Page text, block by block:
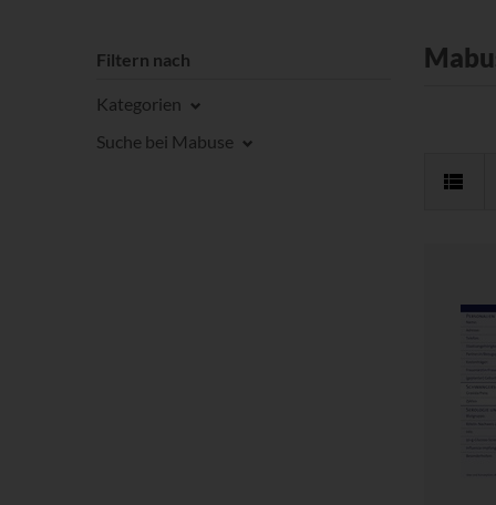
Filtern nach
Kategorien
Suche bei Mabuse